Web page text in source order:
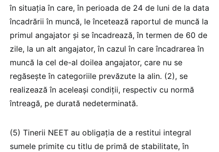
în situaţia în care, în perioada de 24 de luni de la data
încadrării în muncă, le încetează raportul de muncă la
primul angajator şi se încadrează, în termen de 60 de
zile, la un alt angajator, în cazul în care încadrarea în
muncă la cel de-al doilea angajator, care nu se
regăsește în categoriile prevăzute la alin. (2), se
realizează în aceleaşi condiţii, respectiv cu normă
întreagă, pe durată nedeterminată.
(5) Tinerii NEET au obligaţia de a restitui integral
sumele primite cu titlu de primă de stabilitate, în